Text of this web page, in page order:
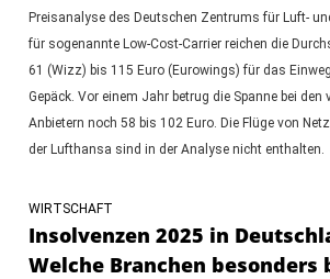
Preisanalyse des Deutschen Zentrums für Luft-
für sogenannte Low-Cost-Carrier reichen die
61 (Wizz) bis 115 Euro (Eurowings) für das
Gepäck. Vor einem Jahr betrug die Spanne bei den
Anbietern noch 58 bis 102 Euro. Die Flüge von
der Lufthansa sind in der Analyse nicht enthalten.
WIRTSCHAFT
Insolvenzen 2025 in
Welche Branchen besonders